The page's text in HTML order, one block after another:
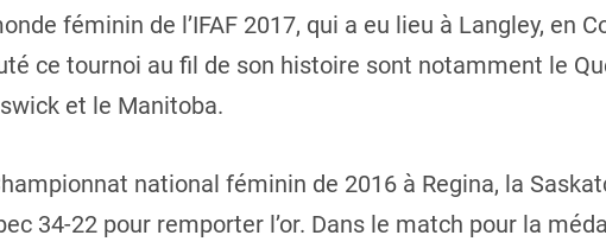
féminin de l’IFAF 2017, qui a eu lieu à Langley, en
ce tournoi au fil de son histoire sont notamment le
et le Manitoba.
national féminin de 2016 à Regina, la
34-22 pour remporter l’or. Dans le match pour la